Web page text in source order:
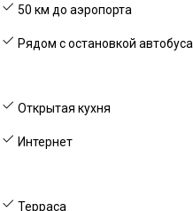
50 км до аэропорта
Рядом с остановкой автобуса
Открытая кухня
Интернет
Терраса